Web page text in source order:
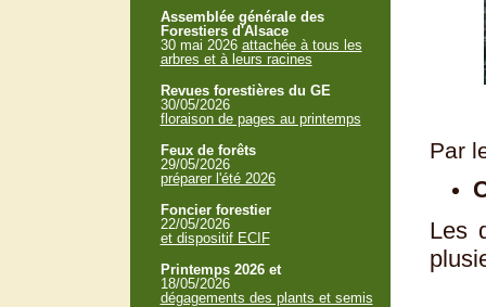
Par
Les
Assemblée générale des
Forestiers d'Alsace
30 mai 2026 attachée à tous les
arbres et à leurs racines
Revues forestières du GE
30/05/2026
floraison de pages au printemps
Feux de forêts
29/05/2026
préparer l'été 2026
Foncier forestier
22/05/2026
et dispositif ECIF
Printemps 2026 et
18/05/2026
dégagements des plants et semis